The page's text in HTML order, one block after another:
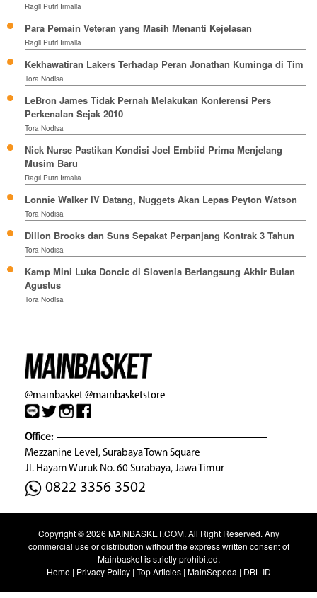
Ragil Putri Irmalia
Para Pemain Veteran yang Masih Menanti Kejelasan
Ragil Putri Irmalia
Kekhawatiran Lakers Terhadap Peran Jonathan Kuminga di Tim
Tora Nodisa
LeBron James Tidak Pernah Melakukan Konferensi Pers
Perkenalan Sejak 2010
Tora Nodisa
Nick Nurse Pastikan Kondisi Joel Embiid Prima Menjelang
Musim Baru
Ragil Putri Irmalia
Lonnie Walker IV Datang, Nuggets Akan Lepas Peyton Watson
Tora Nodisa
Dillon Brooks dan Suns Sepakat Perpanjang Kontrak 3 Tahun
Tora Nodisa
Kamp Mini Luka Doncic di Slovenia Berlangsung Akhir Bulan
Agustus
Tora Nodisa
@mainbasket@mainbasketstore
Office:
Mezzanine Level, Surabaya Town Square
Jl. Hayam Wuruk No. 60 Surabaya, Jawa Timur
0822 3356 3502
Copyright © 2026 MAINBASKET.COM. All Right Reserved. Any
commercial use or distribution without the express written consent of
Mainbasket is strictly prohibited.
Home| Privacy Policy| Top Articles| MainSepeda | DBL ID